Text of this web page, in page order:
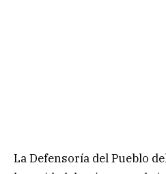
La Defensoría del Pueblo